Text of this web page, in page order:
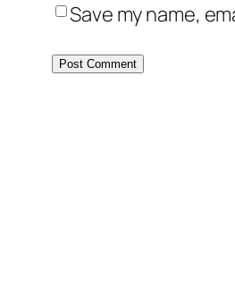
Save my name,